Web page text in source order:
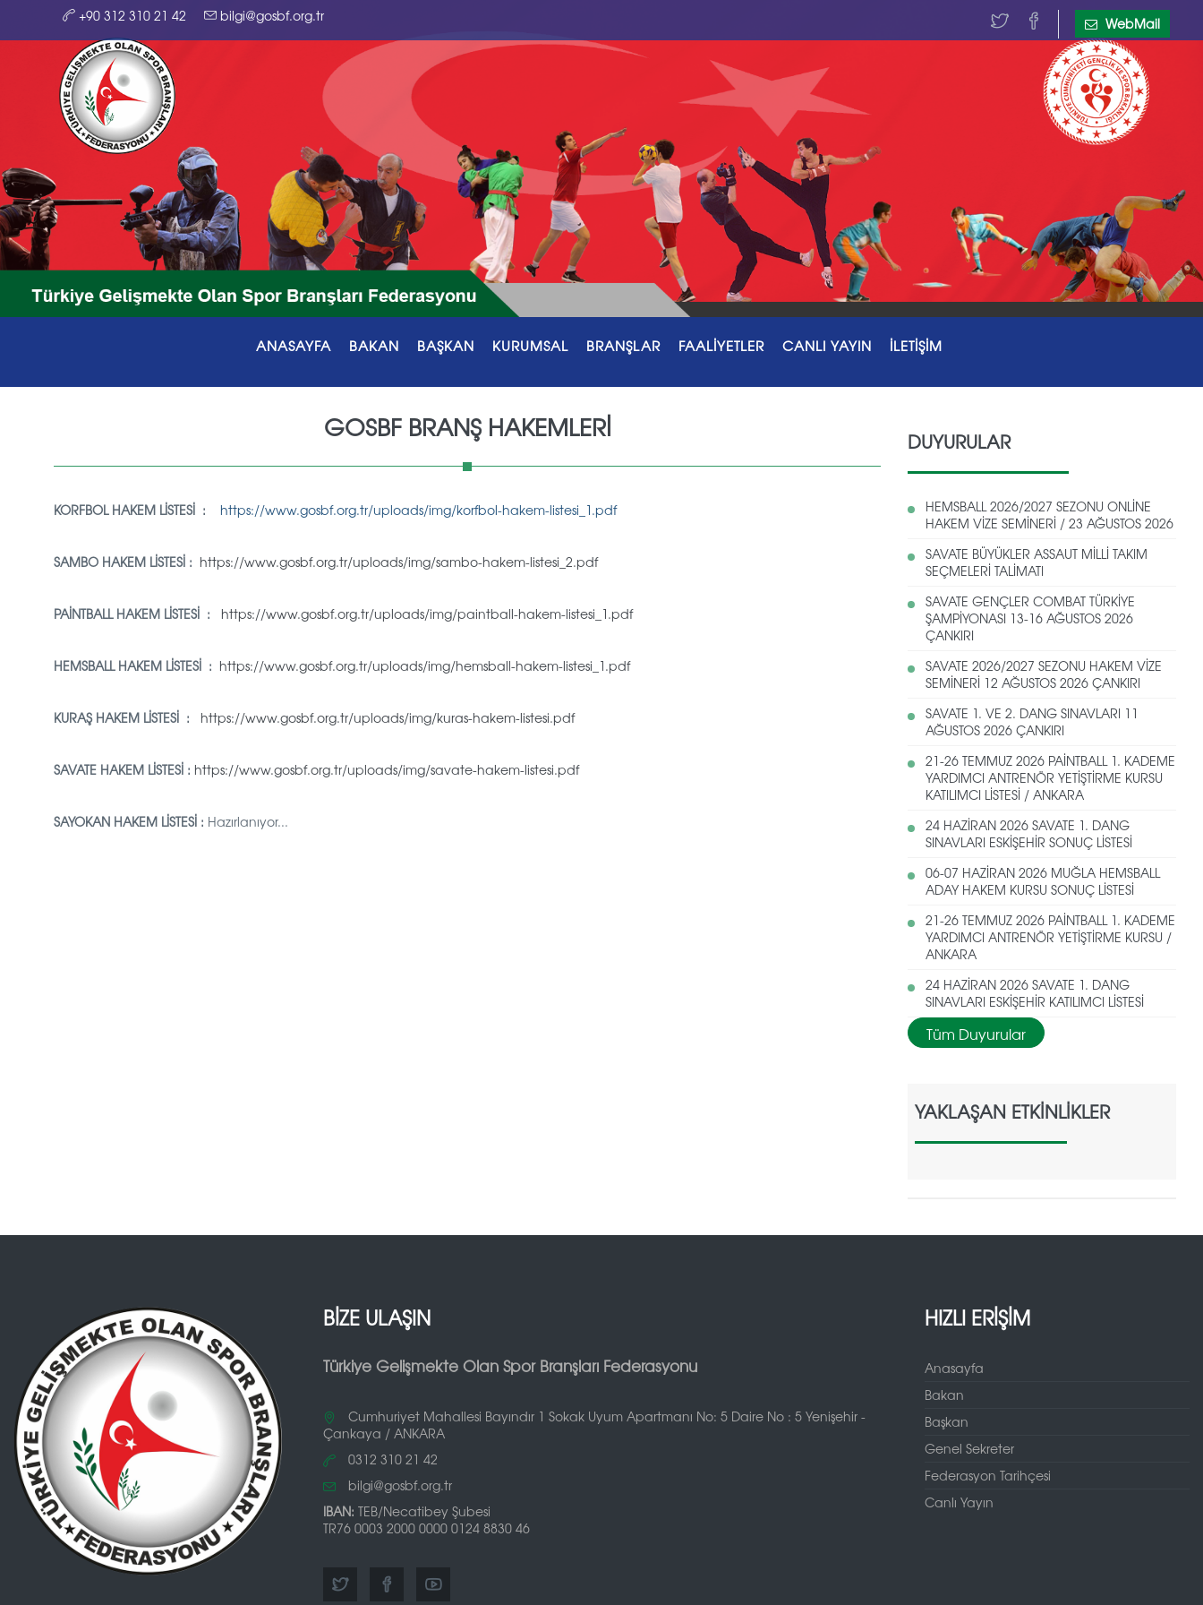
+90 312 310 21 42 bilgi@gosbf.org.tr WebMail
ANASAYFA BAKAN BAŞKAN KURUMSAL BRANŞLAR FAALİYETLER CANLI YAYIN İLETİŞİM
DUYURULAR
HEMSBALL 2026/2027 SEZONU ONLİNE
HAKEM VİZE SEMİNERİ / 23 AĞUSTOS 2026
SAVATE BÜYÜKLER ASSAUT MİLLİ TAKIM
SEÇMELERİ TALİMATI
SAVATE GENÇLER COMBAT TÜRKİYE
ŞAMPİYONASI 13-16 AĞUSTOS 2026
ÇANKIRI
SAVATE 2026/2027 SEZONU HAKEM VİZE
SEMİNERİ 12 AĞUSTOS 2026 ÇANKIRI
SAVATE 1. VE 2. DANG SINAVLARI 11
AĞUSTOS 2026 ÇANKIRI
21-26 TEMMUZ 2026 PAİNTBALL 1. KADEME
YARDIMCI ANTRENÖR YETİŞTİRME KURSU
KATILIMCI LİSTESİ / ANKARA
24 HAZİRAN 2026 SAVATE 1. DANG
SINAVLARI ESKİŞEHİR SONUÇ LİSTESİ
06-07 HAZİRAN 2026 MUĞLA HEMSBALL
ADAY HAKEM KURSU SONUÇ LİSTESİ
21-26 TEMMUZ 2026 PAİNTBALL 1. KADEME
YARDIMCI ANTRENÖR YETİŞTİRME KURSU /
ANKARA
24 HAZİRAN 2026 SAVATE 1. DANG
SINAVLARI ESKİŞEHİR KATILIMCI LİSTESİ
Tüm Duyurular
YAKLAŞAN ETKİNLİKLER
GOSBF BRANŞ HAKEMLERI
KORFBOL HAKEM LİSTESİ : https://www.gosbf.org.tr/uploads/img/korfbol-hakem-listesi_1.pdf
SAMBO HAKEM LİSTESİ : https://www.gosbf.org.tr/uploads/img/sambo-hakem-listesi_2.pdf
PAİNTBALL HAKEM LİSTESİ : https://www.gosbf.org.tr/uploads/img/paintball-hakem-listesi_1.pdf
HEMSBALL HAKEM LİSTESİ : https://www.gosbf.org.tr/uploads/img/hemsball-hakem-listesi_1.pdf
KURAŞ HAKEM LİSTESİ : https://www.gosbf.org.tr/uploads/img/kuras-hakem-listesi.pdf
SAVATE HAKEM LİSTESİ : https://www.gosbf.org.tr/uploads/img/savate-hakem-listesi.pdf
SAYOKAN HAKEM LİSTESİ : Hazırlanıyor...
BİZE ULAŞIN
Türkiye Gelişmekte Olan Spor Branşları Federasyonu
Cumhuriyet Mahallesi Bayındır 1 Sokak Uyum Apartmanı No: 5 Daire No : 5 Yenişehir -
Çankaya / ANKARA
0312 310 21 42
bilgi@gosbf.org.tr
IBAN: TEB/Necatibey Şubesi
TR76 0003 2000 0000 0124 8830 46
HIZLI ERİŞİM
Anasayfa
Bakan
Başkan
Genel Sekreter
Federasyon Tarihçesi
Canlı Yayın